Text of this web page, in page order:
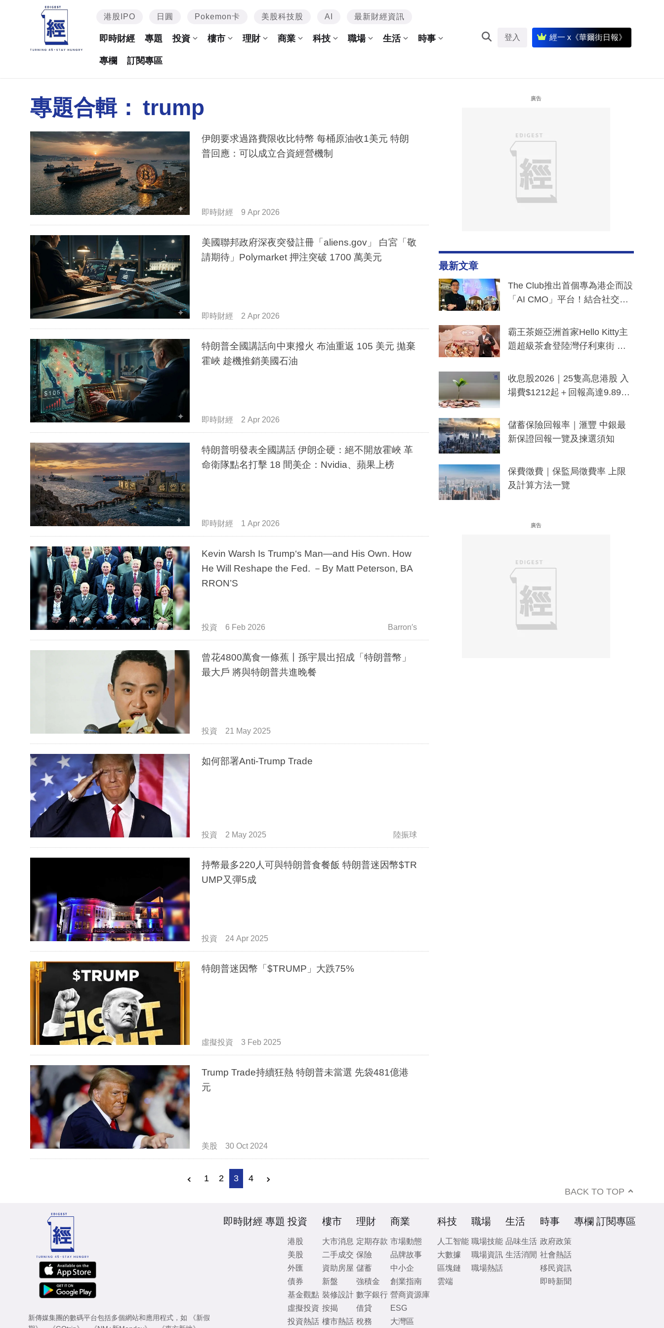
港股IPO 日圓 Pokemon卡 美股科技股 AI 最新財經資訊
即時財經 專題 投資 樓市 理財 商業 科技 職場 生活 時事
專欄 訂閱專區
登入 經一 x《華爾街日報》
專題合輯： trump
伊朗要求過路費限收比特幣 每桶原油收1美元 特朗
普回應：可以成立合資經營機制
即時財經 9 Apr 2026
美國聯邦政府深夜突發註冊「aliens.gov」 白宮「敬
請期待」Polymarket 押注突破 1700 萬美元
即時財經 2 Apr 2026
特朗普全國講話向中東撥火 布油重返 105 美元 拋棄
霍峽 趁機推銷美國石油
即時財經 2 Apr 2026
特朗普明發表全國講話 伊朗企硬：絕不開放霍峽 革
命衛隊點名打擊 18 間美企：Nvidia、蘋果上榜
即時財經 1 Apr 2026
Kevin Warsh Is Trump‘s Man—and His Own. How
He Will Reshape the Fed. －By Matt Peterson, BA
RRON’S
投資 6 Feb 2026 Barron′s
曾花4800萬食一條蕉丨孫宇晨出招成「特朗普幣」
最大戶 將與特朗普共進晚餐
投資 21 May 2025
如何部署Anti-Trump Trade
投資 2 May 2025 陸振球
持幣最多220人可與特朗普食餐飯 特朗普迷因幣$TR
UMP又彈5成
投資 24 Apr 2025
特朗普迷因幣「$TRUMP」大跌75%
虛擬投資 3 Feb 2025
Trump Trade持續狂熱 特朗普未當選 先袋481億港
元
美股 30 Oct 2024
1 2 3 4
廣告
最新文章
The Club推出首個專為港企而設
「AI CMO」平台！結合社交聆
分鐘生成「貼地」宣傳短片
霸王茶姬亞洲首家Hello Kitty主
題超級茶倉登陸灣仔利東街 推
y及香港限定特調系列
收息股2026｜25隻高息港股 入
場費$1212起＋回報高達9.89
儲蓄保險回報率｜滙豐 中銀最
新保證回報一覽及揀選須知
保費徵費｜保監局徵費率 上限
及計算方法一覽
廣告
BACK TO TOP
新傳媒集團的數碼平台包括多個網站和應用程式，如
《新假
即時財經 專題 投資
港股
美股
外匯
債券
基金觀點
虛擬投資
投資熱話
樓市
大市消息
二手成交
資助房屋
新盤
裝修設計
按揭
樓市熱話
理財
定期存款
保險
儲蓄
強積金
數字銀行
借貸
稅務
商業
市場動態
品牌故事
中小企
創業指南
營商資源庫
ESG
大灣區
科技
人工智能
大數據
區塊鏈
雲端
職場
職場技能
職場資訊
職場熱話
生活
品味生活
生活消閒
時事
政府政策
社會熱話
移民資訊
即時新聞
專欄 訂閱專區